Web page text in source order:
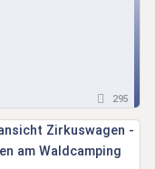
295